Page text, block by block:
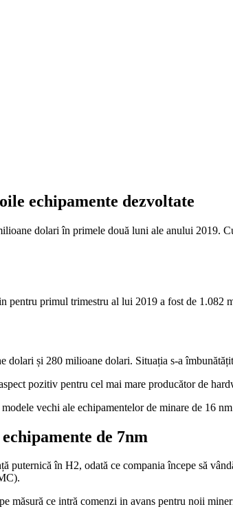
echipamente dezvoltate
dolari în primele două luni ale anului 2019.
pentru primul trimestru al lui 2019 a fost de
și 280 milioane dolari. Situația s-a
pozitiv pentru cel mai mare producător de
vechi ale echipamentelor de minare de 16
de 7nm
în H2, odată ce compania începe să
măsură ce intră comenzi in avans pentru noii